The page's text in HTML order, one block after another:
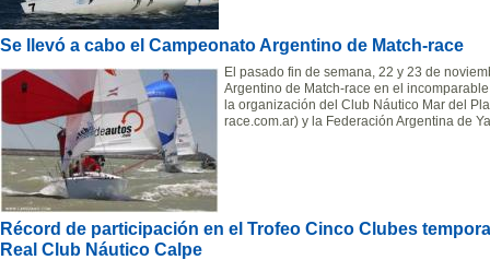
Se llevó a cabo el Campeonato Argentino de Match-race
El pasado fin de semana, 22 y 23 de
Argentino de Match-race en el
la organización del Club Náutico Mar del
race.com.ar) y la Federación Argentina de
Récord de participación en el Trofeo Cinco Clubes
Real Club Náutico Calpe